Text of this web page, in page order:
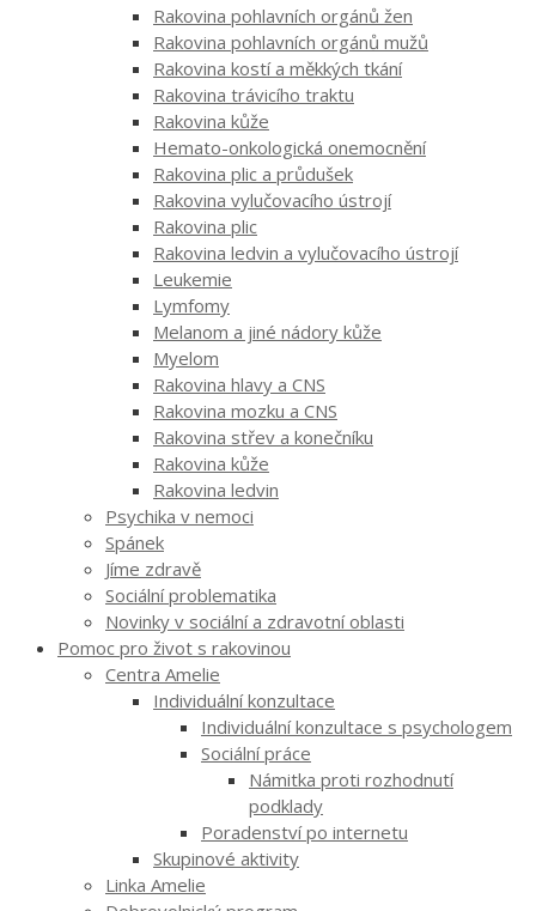
Rakovina pohlavních orgánů žen
Rakovina pohlavních orgánů mužů
Rakovina kostí a měkkých tkání
Rakovina trávicího traktu
Rakovina kůže
Hemato-onkologická onemocnění
Rakovina plic a průdušek
Rakovina vylučovacího ústrojí
Rakovina plic
Rakovina ledvin a vylučovacího ústrojí
Leukemie
Lymfomy
Melanom a jiné nádory kůže
Myelom
Rakovina hlavy a CNS
Rakovina mozku a CNS
Rakovina střev a konečníku
Rakovina kůže
Rakovina ledvin
Psychika v nemoci
Spánek
Jíme zdravě
Sociální problematika
Novinky v sociální a zdravotní oblasti
Pomoc pro život s rakovinou
Centra Amelie
Individuální konzultace
Individuální konzultace s psychologem
Sociální práce
Námitka proti rozhodnutí
podklady
Poradenství po internetu
Skupinové aktivity
Linka Amelie